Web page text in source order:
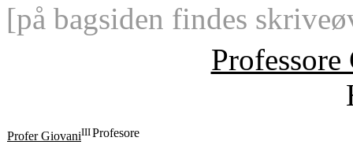
[på bagsiden findes
Profer GiovaniIIIProfesore